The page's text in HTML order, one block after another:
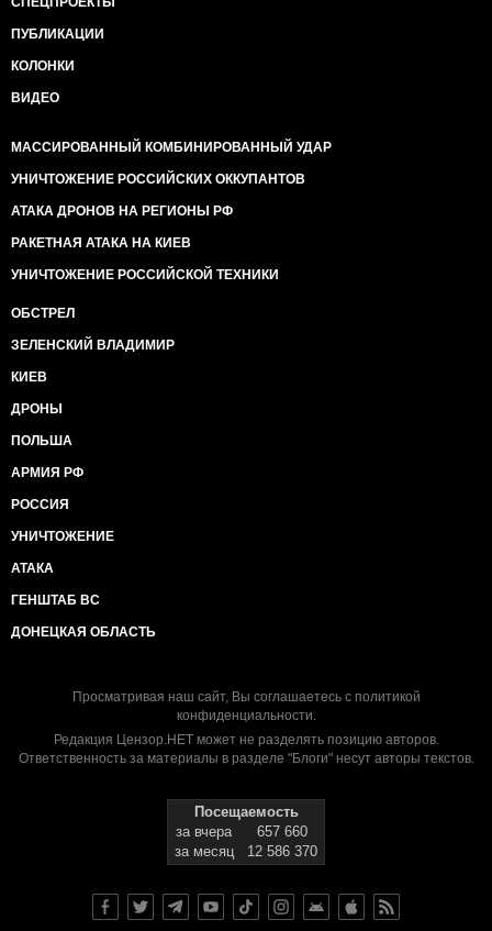
ПУБЛИКАЦИИ
КОЛОНКИ
ВИДЕО
МАССИРОВАННЫЙ КОМБИНИРОВАННЫЙ УДАР
УНИЧТОЖЕНИЕ РОССИЙСКИХ ОККУПАНТОВ
АТАКА ДРОНОВ НА РЕГИОНЫ РФ
РАКЕТНАЯ АТАКА НА КИЕВ
УНИЧТОЖЕНИЕ РОССИЙСКОЙ ТЕХНИКИ
ОБСТРЕЛ
ЗЕЛЕНСКИЙ ВЛАДИМИР
КИЕВ
ДРОНЫ
ПОЛЬША
АРМИЯ РФ
РОССИЯ
УНИЧТОЖЕНИЕ
АТАКА
ГЕНШТАБ ВС
ДОНЕЦКАЯ ОБЛАСТЬ
Просматривая наш сайт, Вы соглашаетесь с политикой
конфиденциальности.
Редакция Цензор.НЕТ может не разделять позицию авторов.
Ответственность за материалы в разделе "Блоги" несут авторы текстов.
Посещаемость
за вчера
657 660
за месяц
12 586 370